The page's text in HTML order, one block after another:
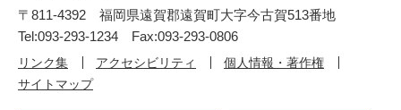
〒811-4392 福岡県遠賀郡遠賀町大字今古賀513番地
Tel:093-293-1234 Fax:093-293-0806
リンク集 アクセシビリティ
個人情報・著作権
サイトマップ